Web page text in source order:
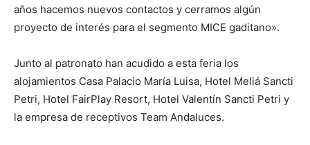
años hacemos nuevos contactos y cerramos algún
proyecto de interés para el segmento MICE gaditano».
Junto al patronato han acudido a esta feria los
alojamientos Casa Palacio María Luisa, Hotel Meliá Sancti
Petri, Hotel FairPlay Resort, Hotel Valentín Sancti Petri y
la empresa de receptivos Team Andaluces.